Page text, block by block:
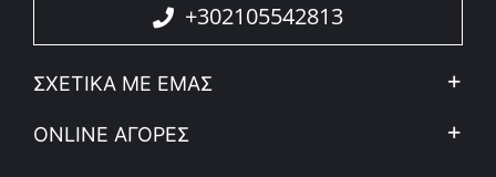
+302105542813
ΣΧΕΤΙΚΑ ΜΕ ΕΜΑΣ
Η Εταιρεία
ONLINE ΑΓΟΡΕΣ